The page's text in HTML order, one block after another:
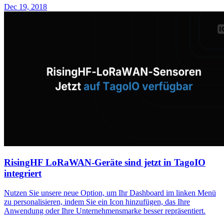
Dec 19, 2018
RisingHF LoRaWAN-Geräte sind jetzt in TagoIO
integriert
Nutzen Sie unsere neue Option, um Ihr Dashboard im linken Menü
zu personalisieren, indem Sie ein Icon hinzufügen, das Ihre
Anwendung oder Ihre Unternehmensmarke besser repräsentiert.